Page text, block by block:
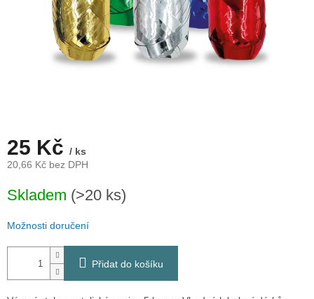
25 Kč / ks
20,66 Kč bez DPH
cena:
Skladem (>20 ks)
Možnosti doručení
Přidat do košíku